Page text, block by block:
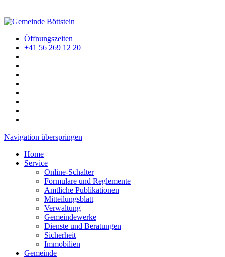
Öffnungszeiten
+41 56 269 12 20
Navigation überspringen
Home
Service
Online-Schalter
Formulare und Reglemente
Amtliche Publikationen
Mitteilungsblatt
Verwaltung
Gemeindewerke
Dienste und Beratungen
Sicherheit
Immobilien
Gemeinde